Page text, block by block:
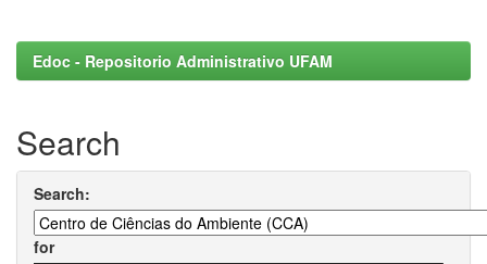
Edoc - Repositorio Administrativo UFAM
Search
Search:
for